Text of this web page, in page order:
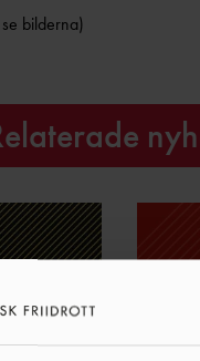
bilderna)